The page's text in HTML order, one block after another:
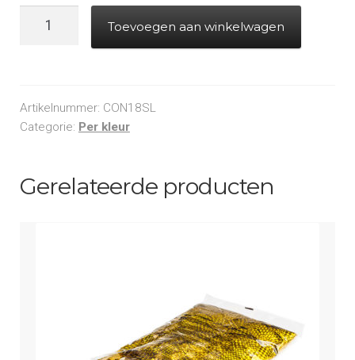
Zilver
aantal
Toevoegen aan winkelwagen
Artikelnummer: CON18SL
Categorie: Per kleur
Gerelateerde producten